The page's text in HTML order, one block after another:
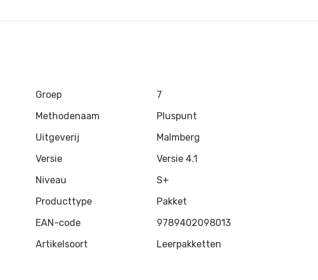
Groep
7
Methodenaam
Pluspunt
Uitgeverij
Malmberg
Versie
Versie 4.1
Niveau
S+
Producttype
Pakket
EAN-code
9789402098013
Artikelsoort
Leerpakketten